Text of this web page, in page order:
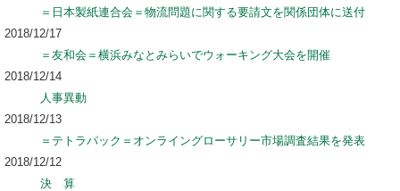
＝日本製紙連合会＝物流問題に関する要請文を関係団体に送付
2018/12/17
＝友和会＝横浜みなとみらいでウォーキング大会を開催
2018/12/14
人事異動
2018/12/13
＝テトラパック＝オンライングローサリー市場調査結果を発表
2018/12/12
決 算